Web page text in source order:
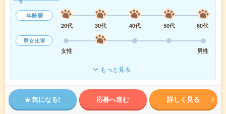
年齢層
20代
30代 40代 50代
60代
男女比率
女性
男性
もっと見る
気になる! 応募へ進む 詳しく見る